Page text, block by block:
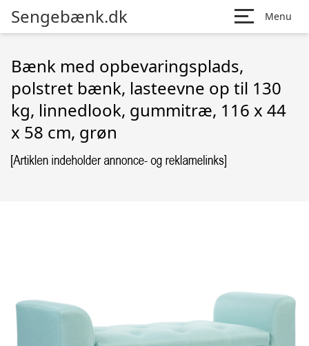
Sengebænk.dk Menu
Bænk med opbevaringsplads,
polstret bænk, lasteevne op til 130
kg, linnedlook, gummitræ, 116 x 44
x 58 cm, grøn